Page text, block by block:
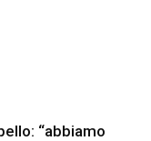
“abbiamo